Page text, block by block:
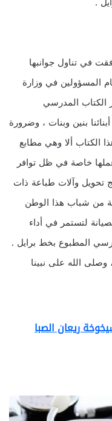
في تناول جوانبها
المسؤولين في وزارة
الكتاب المدرسي
بنين وبنات ، وضرورة
الكتاب ألا وهي مطابع
خاصة في ظل توافر
تحويل وآلات طباعة ذات
من شباب هذا الوطن
لتستمر في أداء
المطبوع بخط برايل .
الله على نبينا
ريعان الصبا